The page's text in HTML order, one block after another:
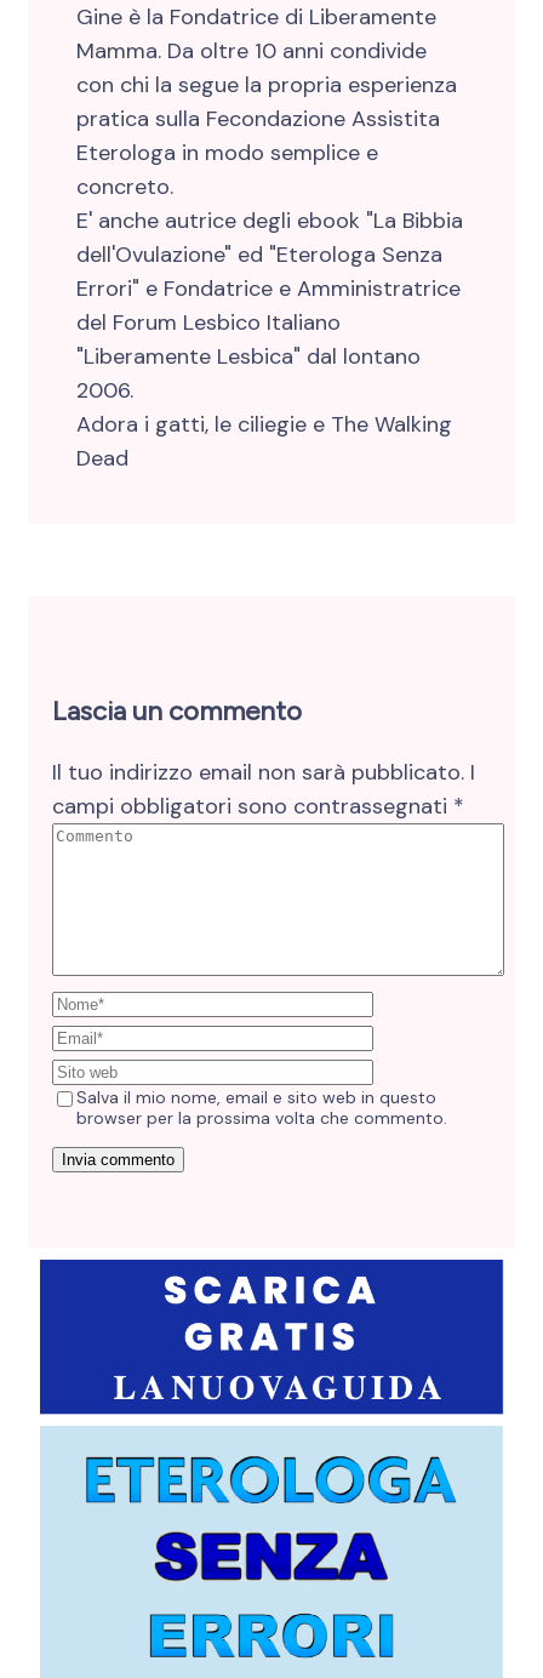
Gine è la Fondatrice di Liberamente
Mamma. Da oltre 10 anni condivide
con chi la segue la propria esperienza
pratica sulla Fecondazione Assistita
Eterologa in modo semplice e
concreto.
E' anche autrice degli ebook "La Bibbia
dell'Ovulazione" ed "Eterologa Senza
Errori" e Fondatrice e Amministratrice
del Forum Lesbico Italiano
"Liberamente Lesbica" dal lontano
2006.
Adora i gatti, le ciliegie e The Walking
Dead
Lascia un commento
Il tuo indirizzo email non sarà pubblicato. I
campi obbligatori sono contrassegnati *
Salva il mio nome, email e sito web in questo
browser per la prossima volta che commento.